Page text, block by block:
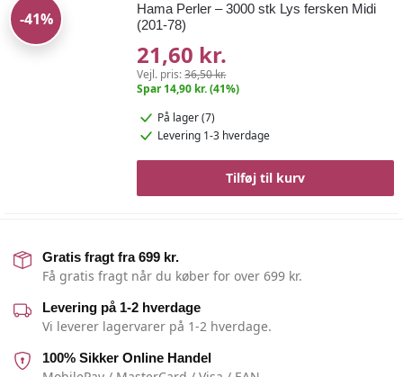
-41%
Hama Perler – 3000 stk Lys fersken Midi
(201-78)
21,60 kr.
Vejl. pris:36,50 kr.
Spar 14,90 kr. (41%)
På lager (7)
Levering 1-3 hverdage
Tilføj til kurv
Gratis fragt fra 699 kr.
Få gratis fragt når du køber for over 699 kr.
Levering på 1-2 hverdage
Vi leverer lagervarer på 1-2 hverdage.
100% Sikker Online Handel